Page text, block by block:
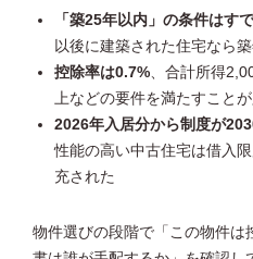
「築25年以内」の条件はす
以後に建築された住宅なら
控除率は0.7% 、合計所得
上などの要件を満たすこと
2026年入居分から制度が
性能の高い中古住宅は借入
充された
物件選びの段階で「この物件は